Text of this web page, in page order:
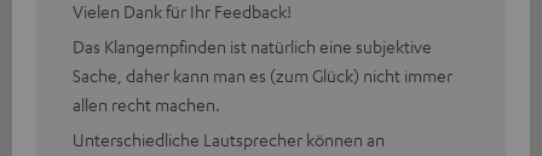
Vielen Dank für Ihr Feedback!
Das Klangempfinden ist natürlich eine subjektive
Sache, daher kann man es (zum Glück) nicht immer
allen recht machen.
Unterschiedliche Lautsprecher können an